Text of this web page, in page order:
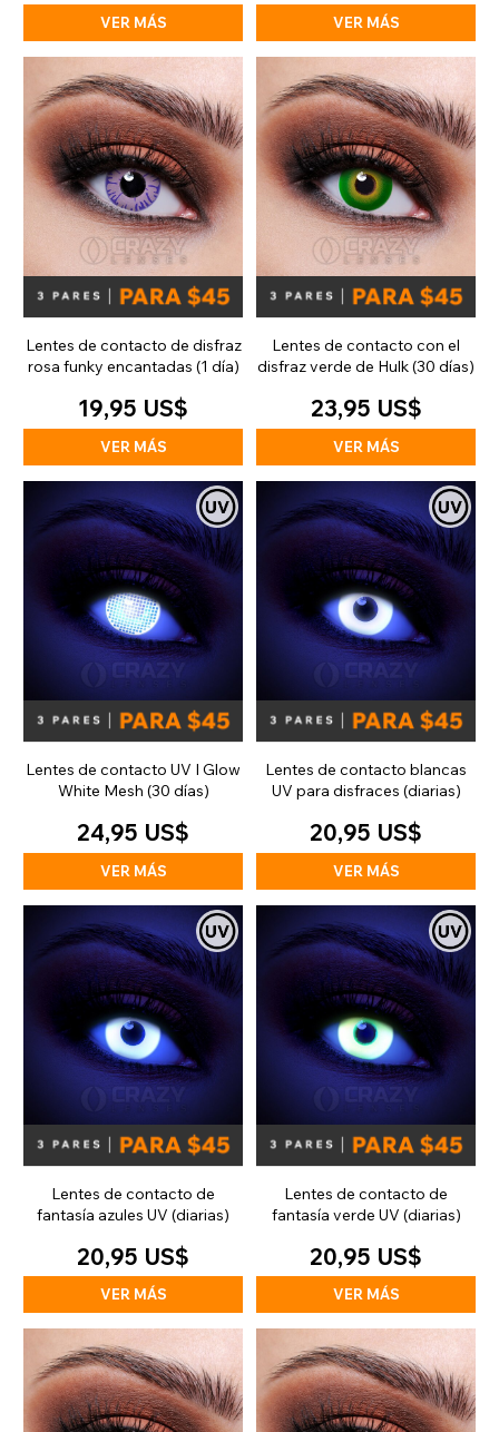
VER MÁS VER MÁS
Lentes de contacto de disfraz
rosa funky encantadas (1 día)
19,95 US$
VER MÁS
Lentes de contacto con el
disfraz verde de Hulk (30 días)
23,95 US$
VER MÁS
Lentes de contacto UV I Glow
White Mesh (30 días)
24,95 US$
VER MÁS
Lentes de contacto blancas
UV para disfraces (diarias)
20,95 US$
VER MÁS
Lentes de contacto de
fantasía azules UV (diarias)
20,95 US$
VER MÁS
Lentes de contacto de
fantasía verde UV (diarias)
20,95 US$
VER MÁS